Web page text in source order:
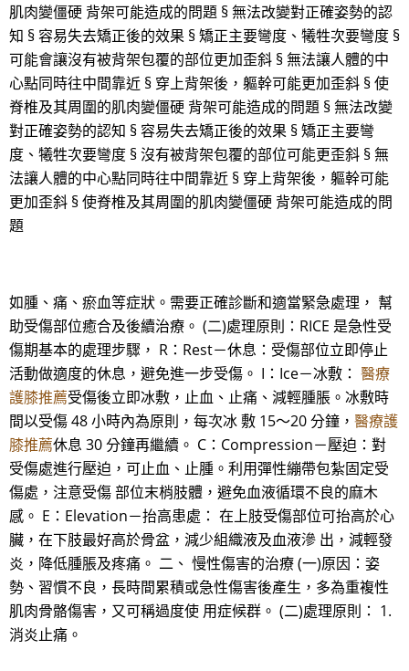
肌肉變僵硬 背架可能造成的問題 § 無法改變對正確姿勢的認
知 § 容易失去矯正後的效果 § 矯正主要彎度、犧牲次要彎度 §
可能會讓沒有被背架包覆的部位更加歪斜 § 無法讓人體的中
心點同時往中間靠近 § 穿上背架後，軀幹可能更加歪斜 § 使
脊椎及其周圍的肌肉變僵硬 背架可能造成的問題 § 無法改變
對正確姿勢的認知 § 容易失去矯正後的效果 § 矯正主要彎
度、犧牲次要彎度 § 沒有被背架包覆的部位可能更歪斜 § 無
法讓人體的中心點同時往中間靠近 § 穿上背架後，軀幹可能
更加歪斜 § 使脊椎及其周圍的肌肉變僵硬 背架可能造成的問
題
如腫、痛、瘀血等症狀。需要正確診斷和適當緊急處理， 幫
助受傷部位癒合及後續治療。 (二)處理原則：RICE 是急性受
傷期基本的處理步驟， R：Rest－休息：受傷部位立即停止
活動做適度的休息，避免進一步受傷。 I：Ice－冰敷： 醫療
護膝推薦受傷後立即冰敷，止血、止痛、減輕腫脹。冰敷時
間以受傷 48 小時內為原則，每次冰 敷 15～20 分鐘， 醫療護
膝推薦休息 30 分鐘再繼續。 C：Compression－壓迫：對
受傷處進行壓迫，可止血、止腫。利用彈性繃帶包紮固定受
傷處，注意受傷 部位末梢肢體，避免血液循環不良的麻木
感。 E：Elevation－抬高患處： 在上肢受傷部位可抬高於心
臟，在下肢最好高於骨盆，減少組織液及血液滲 出，減輕發
炎，降低腫脹及疼痛。 二、 慢性傷害的治療 (一)原因：姿
勢、習慣不良，長時間累積或急性傷害後產生，多為重複性
肌肉骨骼傷害，又可稱過度使 用症候群。 (二)處理原則： 1.
消炎止痛。